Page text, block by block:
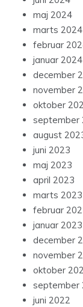
maj 2024
marts 2024
februar
januar 2024
december
november
oktober
september
august
juni 2023
maj 2023
april 2023
marts 2023
februar
januar 2023
december
november
oktober
september
juni 2022